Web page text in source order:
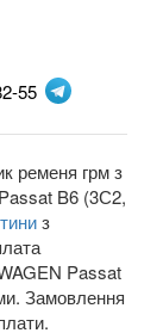
keyboard_arrow_down
keyboard_arrow_down
55
ременя грм з
B6 (3С2,
з
Passat
Замовлення